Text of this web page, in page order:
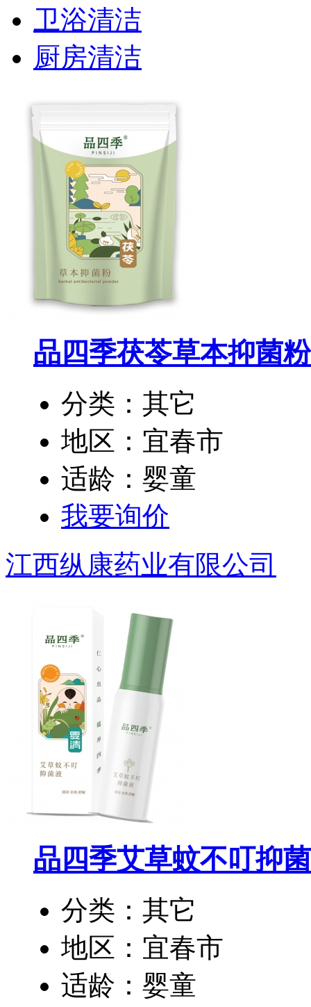
卫浴清洁
厨房清洁
品四季茯苓草本抑菌粉
分类：其它
地区：宜春市
适龄：婴童
我要询价
江西纵康药业有限公司
品四季艾草蚊不叮抑
分类：其它
地区：宜春市
适龄：婴童